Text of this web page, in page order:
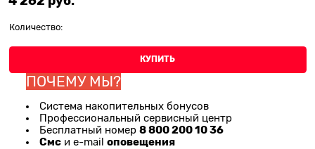
Количество:
КУПИТЬ
ПОЧЕМУ МЫ?
Система накопительных бонусов
Профессиональный сервисный центр
Бесплатный номер 8 800 200 10 36
Смс и e-mail оповещения